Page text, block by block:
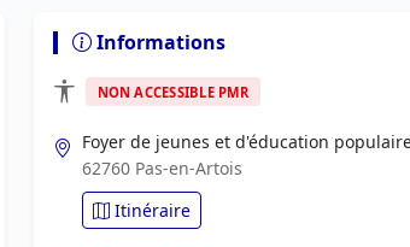
Informations
NON ACCESSIBLE PMR
Foyer de jeunes et d'éducation
62760 Pas-en-Artois
Itinéraire